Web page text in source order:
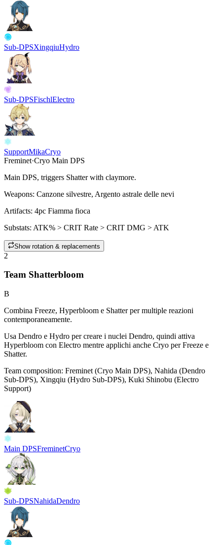
Sub-DPSXingqiuHydro
Sub-DPSFischlElectro
SupportMikaCryo
Freminet·Cryo Main DPS
Main DPS, triggers Shatter with claymore.
Weapons: Canzone silvestre, Argento astrale delle nevi
Artifacts: 4pc Fiamma fioca
Substats: ATK% > CRIT Rate > CRIT DMG > ATK
Show rotation & replacements
2
Team Shatterbloom
B
Combina Freeze, Hyperbloom e Shatter per multiple reazioni
contemporaneamente.
Usa Dendro e Hydro per creare i nuclei Dendro, quindi attiva
Hyperbloom con Electro mentre applichi anche Cryo per Freeze e
Shatter.
Team composition: Freminet (Cryo Main DPS), Nahida (Dendro
Sub-DPS), Xingqiu (Hydro Sub-DPS), Kuki Shinobu (Electro
Support)
Main DPSFreminetCryo
Sub-DPSNahidaDendro